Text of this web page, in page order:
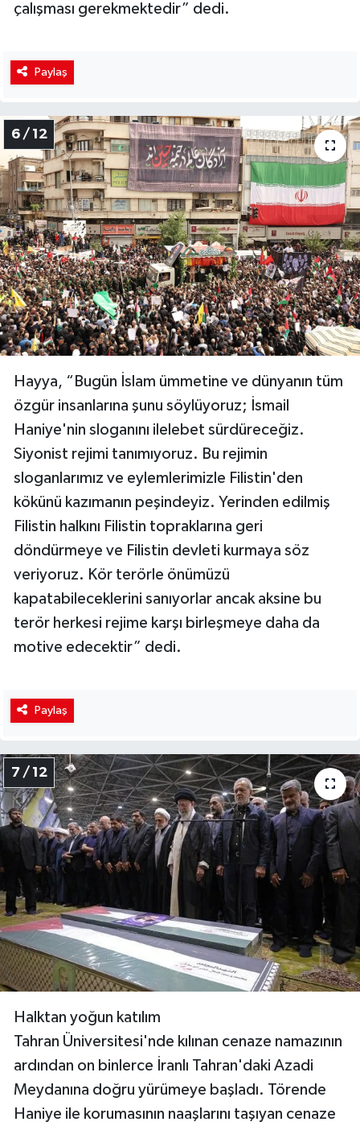
çalışması gerekmektedir” dedi.
Paylaş
6 / 12
Hayya, “Bugün İslam ümmetine ve dünyanın tüm
özgür insanlarına şunu söylüyoruz; İsmail
Haniye'nin sloganını ilelebet sürdüreceğiz.
Siyonist rejimi tanımıyoruz. Bu rejimin
sloganlarımız ve eylemlerimizle Filistin'den
kökünü kazımanın peşindeyiz. Yerinden edilmiş
Filistin halkını Filistin topraklarına geri
döndürmeye ve Filistin devleti kurmaya söz
veriyoruz. Kör terörle önümüzü
kapatabileceklerini sanıyorlar ancak aksine bu
terör herkesi rejime karşı birleşmeye daha da
motive edecektir” dedi.
Paylaş
7 / 12
Halktan yoğun katılım
Tahran Üniversitesi'nde kılınan cenaze namazının
ardından on binlerce İranlı Tahran'daki Azadi
Meydanına doğru yürümeye başladı. Törende
Haniye ile korumasının naaşlarını taşıyan cenaze